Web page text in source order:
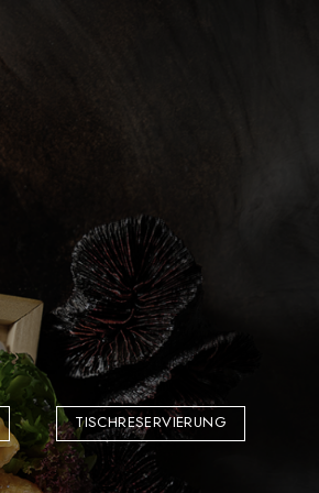
TISCHRESERVIERUNG